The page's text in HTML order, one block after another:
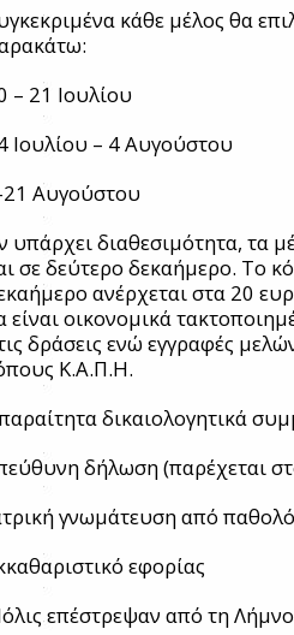
κάθε μέλος θα
– 21 Ιουλίου
Ιουλίου – 4 Αυγούστου
Αυγούστου
υπάρχει διαθεσιμότητα, τα
σε δεύτερο δεκαήμερο. Το
ανέρχεται στα 20
είναι οικονομικά
δράσεις ενώ εγγραφές
Κ.Α.Π.Η.
δικαιολογητικά
δήλωση (παρέχεται
γνωμάτευση από
εφορίας
επέστρεψαν από τη Λήμνο